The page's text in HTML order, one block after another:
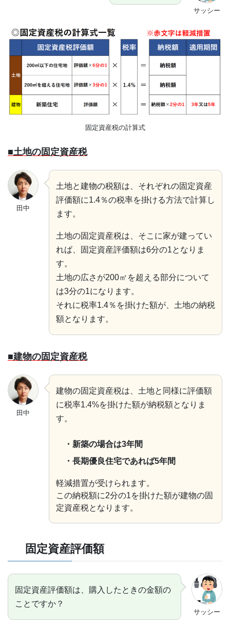
サッシー
固定資産税の計算式
■土地の固定資産税
田中
土地と建物の税額は、それぞれの固定資産
評価額に1.4％の税率を掛ける方法で計算し
ます。
土地の固定資産税は、そこに家が建ってい
れば、固定資産評価額は6分の1となりま
す。
土地の広さが200㎡を超える部分について
は3分の1になります。
それに税率1.4％を掛けた額が、土地の納税
額となります。
■建物の固定資産税
田中
建物の固定資産税は、土地と同様に評価額
に税率1.4%を掛けた額が納税額となりま
す。
・新築の場合は3年間
・長期優良住宅であれば5年間
軽減措置が受けられます。
この納税額に2分の1を掛けた額が建物の固
定資産税となります。
固定資産評価額
サッシー
固定資産評価額は、購入したときの金額の
ことですか？